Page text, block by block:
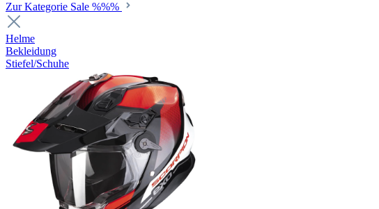
Zur Kategorie Sale %%%
Helme
Bekleidung
Stiefel/Schuhe